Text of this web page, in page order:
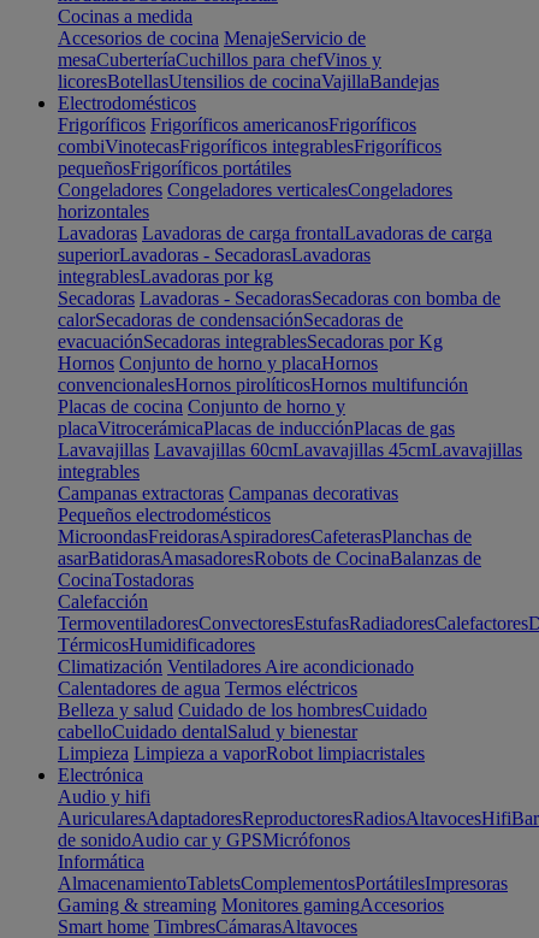
Cocinas a medida
Accesorios de cocina MenajeServicio de
mesaCuberteríaCuchillos para chefVinos y
licoresBotellasUtensilios de cocinaVajillaBandejas
Electrodomésticos
Frigoríficos Frigoríficos americanosFrigoríficos
combiVinotecasFrigoríficos integrablesFrigoríficos
pequeñosFrigoríficos portátiles
Congeladores Congeladores verticalesCongeladores
horizontales
Lavadoras Lavadoras de carga frontalLavadoras de carga
superiorLavadoras - SecadorasLavadoras
integrablesLavadoras por kg
Secadoras Lavadoras - SecadorasSecadoras con bomba de
calorSecadoras de condensaciónSecadoras de
evacuaciónSecadoras integrablesSecadoras por Kg
Hornos Conjunto de horno y placaHornos
convencionalesHornos pirolíticosHornos multifunción
Placas de cocina Conjunto de horno y
placaVitrocerámicaPlacas de inducciónPlacas de gas
Lavavajillas Lavavajillas 60cmLavavajillas 45cmLavavajillas
integrables
Campanas extractoras Campanas decorativas
Pequeños electrodomésticos
MicroondasFreidorasAspiradoresCafeterasPlanchas de
asarBatidorasAmasadoresRobots de CocinaBalanzas de
CocinaTostadoras
Calefacción
TermoventiladoresConvectoresEstufasRadiadoresCalefactores
TérmicosHumidificadores
Climatización Ventiladores Aire acondicionado
Calentadores de agua Termos eléctricos
Belleza y salud Cuidado de los hombresCuidado
cabelloCuidado dentalSalud y bienestar
Limpieza Limpieza a vaporRobot limpiacristales
Electrónica
Audio y hifi
AuricularesAdaptadoresReproductoresRadiosAltavocesHifi
de sonidoAudio car y GPSMicrófonos
Informática
AlmacenamientoTabletsComplementosPortátilesImpresoras
Gaming & streaming Monitores gamingAccesorios
Smart home TimbresCámarasAltavoces